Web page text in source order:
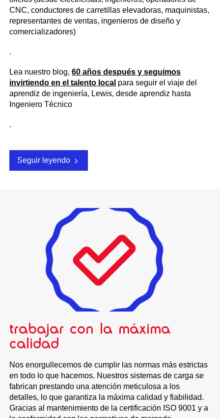
CNC, conductores de carretillas elevadoras, maquinistas,
representantes de ventas, ingenieros de diseño y
comercializadores)
.
Lea nuestro blog,60 años después y seguimos
invirtiendo en el talento local para seguir el viaje del
aprendiz de ingeniería, Lewis, desde aprendiz hasta
Ingeniero Técnico
.
Seguir leyendo
trabajar con la máxima
calidad
Nos enorgullecemos de cumplir las normas más estrictas
en todo lo que hacemos. Nuestros sistemas de carga se
fabrican prestando una atención meticulosa a los
detalles, lo que garantiza la máxima calidad y fiabilidad.
Gracias al mantenimiento de la certificación ISO 9001 y a